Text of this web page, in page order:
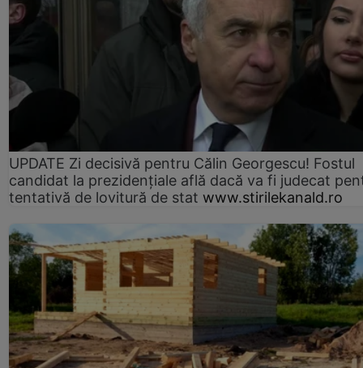
UPDATE Zi decisivă pentru Călin Georgescu! Fostul
candidat la prezidențiale află dacă va fi judecat
tentativă de lovitură de stat www.stirilekanald.ro